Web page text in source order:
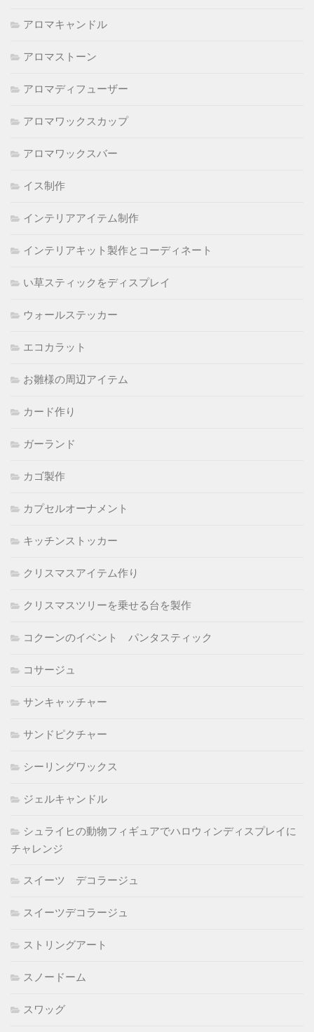
アロマキャンドル
アロマストーン
アロマディフューザー
アロマワックスカップ
アロマワックスバー
イス制作
インテリアアイテム制作
インテリアキット製作とコーディネート
い草スティックをディスプレイ
ウォールステッカー
エコカラット
お雛様の周辺アイテム
カード作り
ガーランド
カゴ製作
カプセルオーナメント
キッチンストッカー
クリスマスアイテム作り
クリスマスツリーを乗せる台を製作
コクーンのイベント パンタスティック
コサージュ
サンキャッチャー
サンドピクチャー
シーリングワックス
ジェルキャンドル
シュライヒの動物フィギュアでハロウィンディスプレイに
チャレンジ
スイーツ デコラージュ
スイーツデコラージュ
ストリングアート
スノードーム
スワッグ